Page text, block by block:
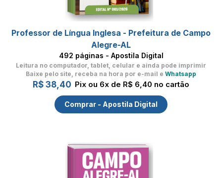
Professor de Língua Inglesa - Prefeitura de Campo
Alegre-AL
492 páginas - Apostila Digital
Leitura no computador, tablet, celular e ainda pode imprimir
Baixe pelo site, receba na hora por e-mail e Whatsapp
R$ 38,40 Pix ou 6x de R$ 6,40 no cartão
Comprar - Apostila Digital